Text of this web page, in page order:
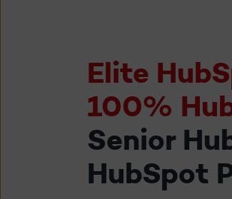
Elite
100%
Senior
HubSpot